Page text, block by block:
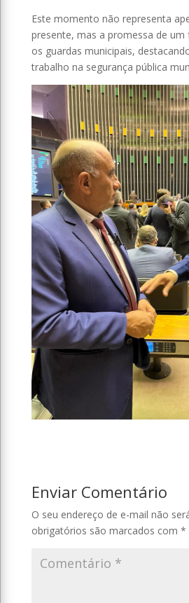
Este momento não representa
presente, mas a promessa de
os guardas municipais,
trabalho na segurança pública
Enviar Comentário
O seu endereço de e-mail não
obrigatórios são marcados com *